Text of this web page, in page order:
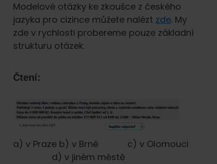
Modelové otázky ke zkoušce z českého
jazyka pro cizince můžete nalézt zde. My
zde v rychlosti probereme pouze základní
strukturu otázek.
Čtení:
a) v Praze b) v Brně c) v Olomouci
d) v jiném městě